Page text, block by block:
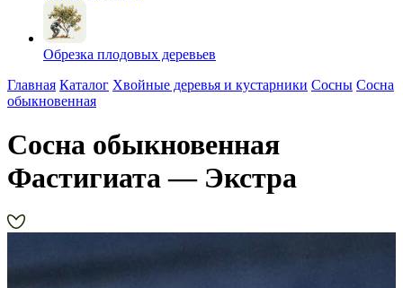
Обрезка плодовых деревьев
Главная Каталог Хвойные деревья и кустарники Сосны Сосна
обыкновенная
Сосна обыкновенная
Фастигиата — Экстра